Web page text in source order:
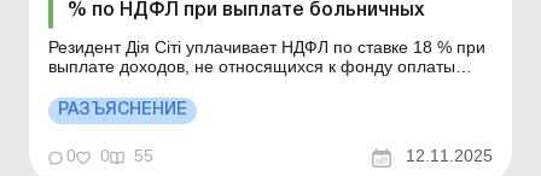
% по НДФЛ при выплате больничных
Резидент Дія Сіті уплачивает НДФЛ по ставке 18 % при
выплате доходов, не относящихся к фонду оплаты
11010400. Подробнее см. ниже. Больше по теме: Два
варианта уплаты корпоративного налога (налог на
прибыль) для резидентов Дія Сіті Резиденты Дія ...
РАЗЪЯСНЕНИЕ
0 0 55 12.11.2025